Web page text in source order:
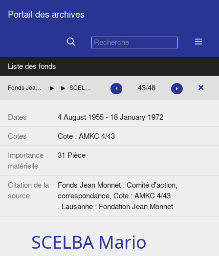
Portail des archives
Liste des fonds
Fonds Jean Monnet : Comité d'action, correspondance ITALIE SCELBA Mario (Démocratie chrétienne italienne) 43/48
Dates
4 August 1955 - 18 January 1972
Cotes
Cote : AMKC 4/43
Importance
matérielle
31 Pièce
Citation de la
source
Fonds Jean Monnet : Comité d'action,
correspondance, Cote : AMKC 4/43
. Lausanne : Fondation Jean Monnet
SCELBA Mario